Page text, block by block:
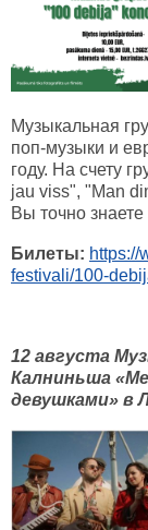
Музыкальная
поп-музыки и
году. На счету
jau viss", "Man
Вы точно
Билеты: https://
festivali/100-
12 августа
Калниньша
девушками» в